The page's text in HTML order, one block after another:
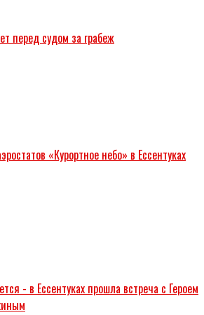
перед судом за грабеж
«Курортное небо» в Ессентуках
- в Ессентуках прошла встреча с Героем